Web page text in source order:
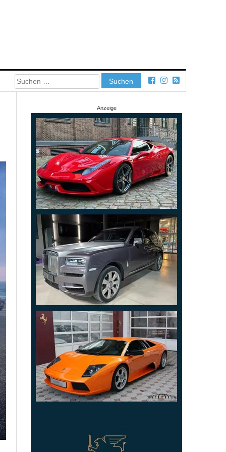
Suchen
nach:
Anzeige